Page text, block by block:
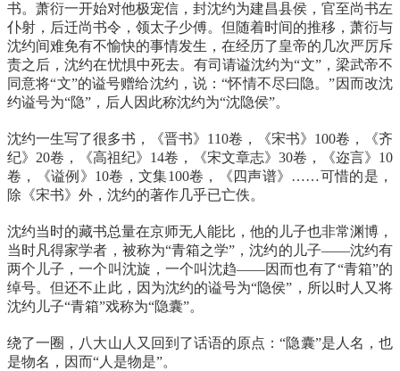
书。萧衍一开始对他极宠信，封沈约为建昌县侯，官至尚书左
仆射，后迁尚书令，领太子少傅。但随着时间的推移，萧衍与
沈约间难免有不愉快的事情发生，在经历了皇帝的几次严厉斥
责之后，沈约在忧惧中死去。有司请谥沈约为“文”，梁武帝不
同意将“文”的谥号赠给沈约，说：“怀情不尽曰隐。”因而改沈
约谥号为“隐”，后人因此称沈约为“沈隐侯”。
沈约一生写了很多书，《晋书》110卷，《宋书》100卷，《齐
纪》20卷，《高祖纪》14卷，《宋文章志》30卷，《迩言》10
卷，《谥例》10卷，文集100卷，《四声谱》……可惜的是，
除《宋书》外，沈约的著作几乎已亡佚。
沈约当时的藏书总量在京师无人能比，他的儿子也非常渊博，
当时凡得家学者，被称为“青箱之学”，沈约的儿子——沈约有
两个儿子，一个叫沈旋，一个叫沈趋——因而也有了“青箱”的
绰号。但还不止此，因为沈约的谥号为“隐侯”，所以时人又将
沈约儿子“青箱”戏称为“隐囊”。
绕了一圈，八大山人又回到了话语的原点：“隐囊”是人名，也
是物名，因而“人是物是”。